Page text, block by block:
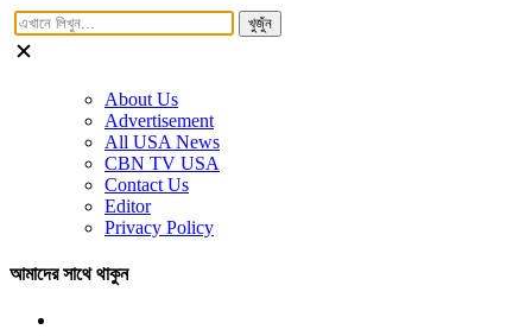
খুজুঁন
About Us
Advertisement
All USA News
CBN TV USA
Contact Us
Editor
Privacy Policy
আমাদের সাথে থাকুন